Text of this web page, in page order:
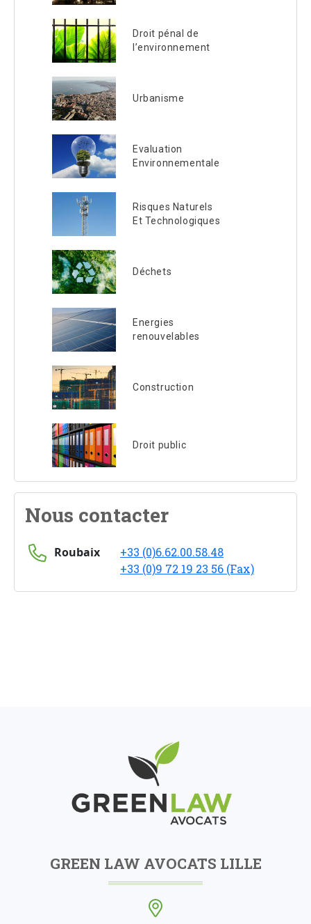
Droit pénal de
l’environnement
Urbanisme
Evaluation
Environnementale
Risques Naturels
Et Technologiques
Déchets
Energies
renouvelables
Construction
Droit public
Nous contacter
Roubaix
+33 (0)6.62.00.58.48
+33 (0)9 72 19 23 56 (Fax)
GREEN LAW AVOCATS LILLE